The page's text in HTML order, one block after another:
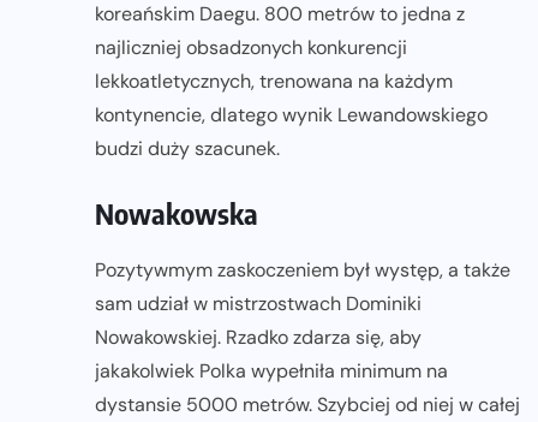
koreańskim Daegu. 800 metrów to jedna z
najliczniej obsadzonych konkurencji
lekkoatletycznych, trenowana na każdym
kontynencie, dlatego wynik Lewandowskiego
budzi duży szacunek.
Nowakowska
Pozytywmym zaskoczeniem był występ, a także
sam udział w mistrzostwach Dominiki
Nowakowskiej. Rzadko zdarza się, aby
jakakolwiek Polka wypełniła minimum na
dystansie 5000 metrów. Szybciej od niej w całej